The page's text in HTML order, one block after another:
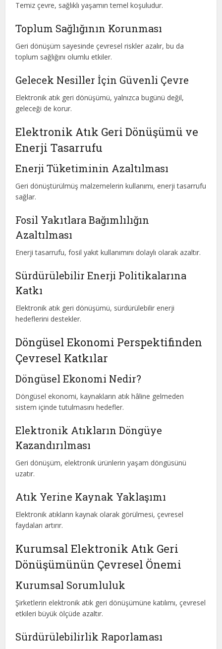
Temiz çevre, sağlıklı yaşamın temel koşuludur.
Toplum Sağlığının Korunması
Geri dönüşüm sayesinde çevresel riskler azalır, bu da
toplum sağlığını olumlu etkiler.
Gelecek Nesiller İçin Güvenli Çevre
Elektronik atık geri dönüşümü, yalnızca bugünü değil,
geleceği de korur.
Elektronik Atık Geri Dönüşümü ve
Enerji Tasarrufu
Enerji Tüketiminin Azaltılması
Geri dönüştürülmüş malzemelerin kullanımı, enerji tasarrufu
sağlar.
Fosil Yakıtlara Bağımlılığın
Azaltılması
Enerji tasarrufu, fosil yakıt kullanımını dolaylı olarak azaltır.
Sürdürülebilir Enerji Politikalarına
Katkı
Elektronik atık geri dönüşümü, sürdürülebilir enerji
hedeflerini destekler.
Döngüsel Ekonomi Perspektifinden
Çevresel Katkılar
Döngüsel Ekonomi Nedir?
Döngüsel ekonomi, kaynakların atık hâline gelmeden
sistem içinde tutulmasını hedefler.
Elektronik Atıkların Döngüye
Kazandırılması
Geri dönüşüm, elektronik ürünlerin yaşam döngüsünü
uzatır.
Atık Yerine Kaynak Yaklaşımı
Elektronik atıkların kaynak olarak görülmesi, çevresel
faydaları artırır.
Kurumsal Elektronik Atık Geri
Dönüşümünün Çevresel Önemi
Kurumsal Sorumluluk
Şirketlerin elektronik atık geri dönüşümüne katılımı, çevresel
etkileri büyük ölçüde azaltır.
Sürdürülebilirlik Raporlaması